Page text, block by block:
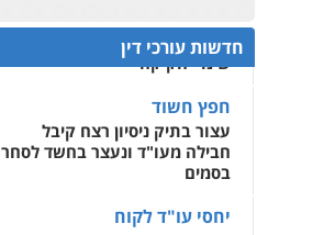
פלילי פשיעה חמורה
צווארון לבן
וחקירות
עו"ד מוחמד סביחאת
0525077716
מרכז התחלה חדשה
שירותים מקצועיים לעורכי
דין
0544500346
טיפול ושיקום
חדשות עורכי דין
המהפכה הטכנולגית שמחייבת
שינויי חקיקה
חפץ חשוד
עצור בתיק ניסיון רצח קיבל
חבילה מעו"ד ונעצר בחשד לסחר
בסמים
יחסי עו"ד לקוח